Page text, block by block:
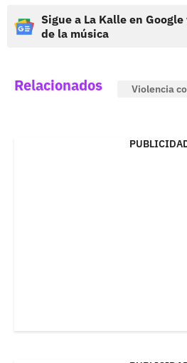
Sigue a La Kalle en
de la música
Relacionados Violencia